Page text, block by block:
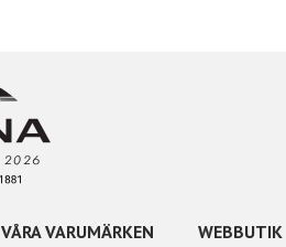
VÅRA VARUMÄRKEN WEBBUTIK